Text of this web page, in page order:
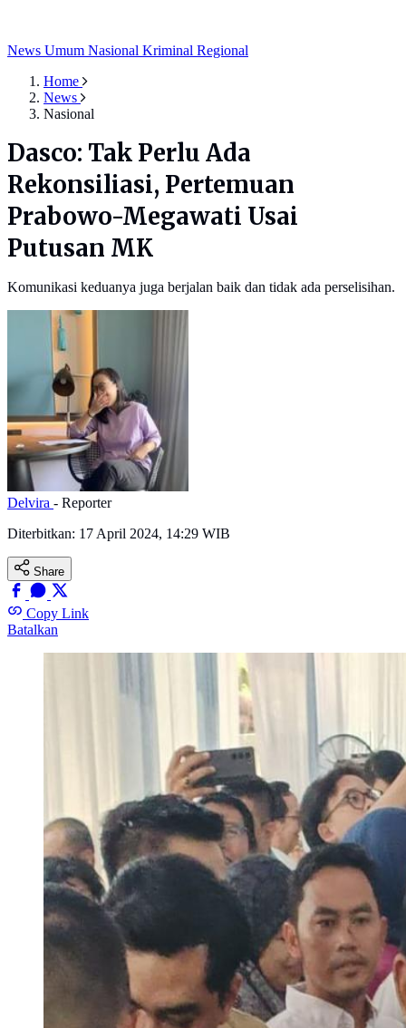
News Umum Nasional Kriminal Regional
Home
News
Nasional
Dasco: Tak Perlu Ada
Rekonsiliasi, Pertemuan
Prabowo-Megawati Usai
Putusan MK
Komunikasi keduanya juga berjalan baik dan tidak ada perselisihan.
Delvira - Reporter
Diterbitkan: 17 April 2024, 14:29 WIB
Share
Copy Link
Batalkan